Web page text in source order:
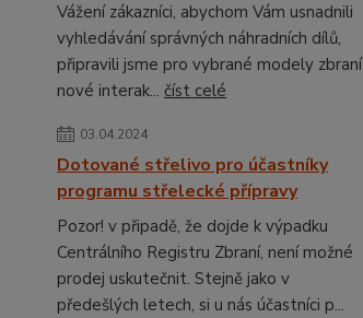
Vážení zákazníci, abychom Vám usnadnili
vyhledávání správných náhradních dílů,
připravili jsme pro vybrané modely zbraní
nové interak... číst celé
03.04.2024
Dotované střelivo pro účastníky
programu střelecké přípravy
Pozor! v připadě, že dojde k výpadku
Centrálního Registru Zbraní, není možné
prodej uskutečnit. Stejně jako v
předešlých letech, si u nás účastníci p...